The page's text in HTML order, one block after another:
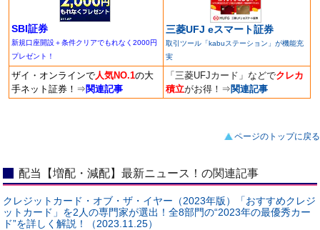
SBI証券
新規口座開設＋条件クリアでもれなく2000円
プレゼント！
三菱UFJ eスマート証券
取引ツール「kabuステーション」が機能充
実
ザイ・オンラインで人気NO.1の大
手ネット証券！ ⇒ 関連記事
「三菱UFJカード」などでクレカ
積立がお得！ ⇒ 関連記事
ページのトップに戻る
配当【増配・減配】最新ニュース！の関連記事
クレジットカード・オブ・ザ・イヤー（2023年版）「おすすめクレジ
ットカード」を2人の専門家が選出！全8部門の“2023年の最優秀カー
ド”を詳しく解説！（2023.11.25）